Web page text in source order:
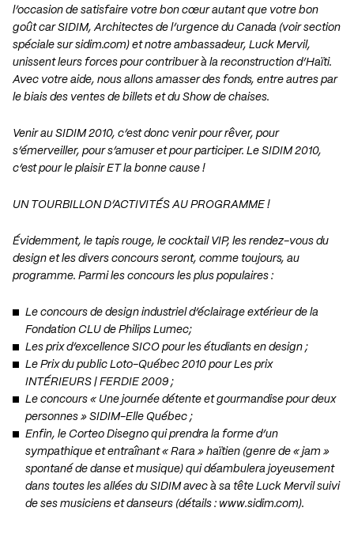
l’occasion de satisfaire votre bon cœur autant que votre bon
goût car SIDIM, Architectes de l’urgence du Canada (voir section
spéciale sur sidim.com) et notre ambassadeur, Luck Mervil,
unissent leurs forces pour contribuer à la reconstruction d’Haïti.
Avec votre aide, nous allons amasser des fonds, entre autres par
le biais des ventes de billets et du Show de chaises.
Venir au SIDIM 2010, c’est donc venir pour rêver, pour
s’émerveiller, pour s’amuser et pour participer. Le SIDIM 2010,
c’est pour le plaisir ET la bonne cause !
UN TOURBILLON D’ACTIVITÉS AU PROGRAMME !
Évidemment, le tapis rouge, le cocktail VIP, les rendez-vous du
design et les divers concours seront, comme toujours, au
programme. Parmi les concours les plus populaires :
Le concours de design industriel d’éclairage extérieur de la
Fondation CLU de Philips Lumec;
Les prix d’excellence SICO pour les étudiants en design ;
Le Prix du public Loto-Québec 2010 pour Les prix
INTÉRIEURS | FERDIE 2009 ;
Le concours « Une journée détente et gourmandise pour deux
personnes » SIDIM-Elle Québec ;
Enfin, le Corteo Disegno qui prendra la forme d’un
sympathique et entraînant « Rara » haïtien (genre de « jam »
spontané de danse et musique) qui déambulera joyeusement
dans toutes les allées du SIDIM avec à sa tête Luck Mervil suivi
de ses musiciens et danseurs (détails : www.sidim.com).